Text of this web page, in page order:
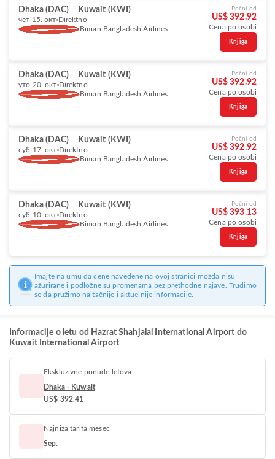
Dhaka (DAC) Kuwait (KWI)
чет 15. окт Direktno
Biman Bangladesh Airlines
Počni od
US$ 392.92
Cena po osobi
Knjiga
Dhaka (DAC) Kuwait (KWI)
уто 20. окт Direktno
Biman Bangladesh Airlines
Počni od
US$ 392.92
Cena po osobi
Knjiga
Dhaka (DAC) Kuwait (KWI)
суб 17. окт Direktno
Biman Bangladesh Airlines
Počni od
US$ 392.92
Cena po osobi
Knjiga
Dhaka (DAC) Kuwait (KWI)
суб 10. окт Direktno
Biman Bangladesh Airlines
Počni od
US$ 393.13
Cena po osobi
Knjiga
Imajte na umu da cene navedene na ovoj stranici možda nisu
ažurirane i podložne su promenama bez prethodne najave. Trudimo
se da pružimo najtačnije i aktuelnije informacije.
Informacije o letu od Hazrat Shahjalal International Airport do
Kuwait International Airport
Ekskluzivne ponude letova
Dhaka - Kuwait
US$ 392.41
Najniža tarifa mesec
Sep.